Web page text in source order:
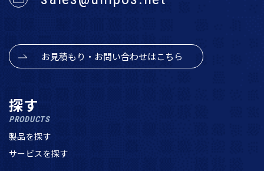
お見積もり・お問い合わせはこちら
探す
PRODUCTS
製品を探す
サービスを探す